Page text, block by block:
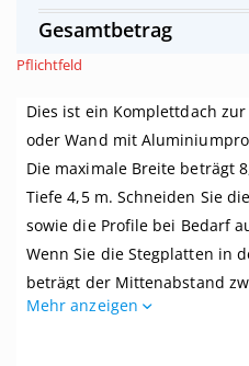
Pflichtfeld
Polycarbonat-
Stegplatten
Dach
klar
an
Mauer,
bis
8,06
x
Tiefe
bis
4,5
m.
Auf
Vorrat
Gesamtbetrag
Dies ist ein Komplettdach
oder Wand mit
Die maximale Breite beträgt
Tiefe 4,5 m. Schneiden Sie
sowie die Profile bei Bedarf
Wenn Sie die Stegplatten in
beträgt der Mittenabstand
Überdachung 1 m.
Mehr anzeigen